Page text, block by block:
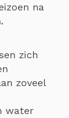
na
zich
zoveel
water